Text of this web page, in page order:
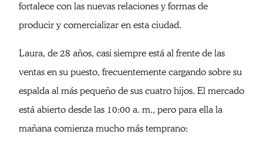
fortalece con las nuevas relaciones y formas de
producir y comercializar en esta ciudad.
Laura, de 28 años, casi siempre está al frente de las
ventas en su puesto, frecuentemente cargando sobre su
espalda al más pequeño de sus cuatro hijos. El mercado
está abierto desde las 10:00 a. m., pero para ella la
mañana comienza mucho más temprano: